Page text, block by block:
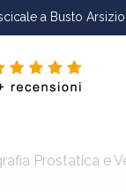
a Busto
Prostatica e